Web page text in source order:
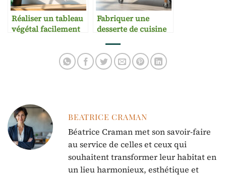
Réaliser un tableau
végétal facilement
Fabriquer une
desserte de cuisine
BEATRICE CRAMAN
Béatrice Craman met son savoir-faire
au service de celles et ceux qui
souhaitent transformer leur habitat en
un lieu harmonieux, esthétique et